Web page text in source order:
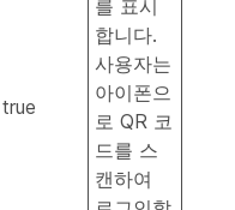
true
를 표시
합니다.
사용자는
아이폰으
로 QR 코
드를 스
캔하여